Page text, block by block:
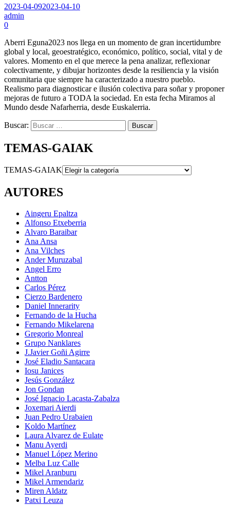
2023-04-092023-04-10
admin
0
Aberri Eguna2023 nos llega en un momento de gran incertidumbre
global y local, geoestratégico, económico, político, social, vital y de
valores. Momento en el que merece la pena analizar, reflexionar
colectivamente, y dibujar horizontes desde la resiliencia y la visión
comunitaria que siempre ha caracterizado a nuestro pueblo.
Realismo para diagnosticar e ilusión colectiva para soñar y proponer
mejoras de futuro a TODA la sociedad. En esta fecha Miramos al
Mundo desde Nafarherria, desde Euskalerria.
Buscar:
TEMAS-GAIAK
TEMAS-GAIAK
AUTORES
Aingeru Epaltza
Alfonso Etxeberria
Alvaro Baraibar
Ana Ansa
Ana Vilches
Ander Muruzabal
Angel Erro
Antton
Carlos Pérez
Cierzo Bardenero
Daniel Innerarity
Fernando de la Hucha
Fernando Mikelarena
Gregorio Monreal
Grupo Nanklares
J.Javier Goñi Agirre
José Eladio Santacara
Iosu Janices
Jesús González
Jon Gondan
José Ignacio Lacasta-Zabalza
Joxemari Aierdi
Juan Pedro Urabaien
Koldo Martínez
Laura Alvarez de Eulate
Manu Ayerdi
Manuel López Merino
Melba Luz Calle
Mikel Aranburu
Mikel Armendariz
Miren Aldatz
Patxi Leuza